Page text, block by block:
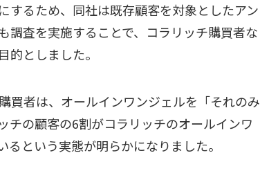
するため、同社は既存顧客を対象としたアン
調査を実施することで、コラリッチ購買者な
的としました。
買者は、オールインワンジェルを「それのみ
チの顧客の6割がコラリッチのオールインワ
という実態が明らかになりました。